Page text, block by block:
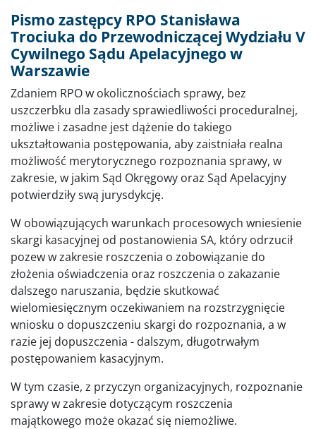
Pismo zastępcy RPO Stanisława
Trociuka do Przewodniczącej Wydziału V
Cywilnego Sądu Apelacyjnego w
Warszawie
Zdaniem RPO w okolicznościach sprawy, bez
uszczerbku dla zasady sprawiedliwości proceduralnej,
możliwe i zasadne jest dążenie do takiego
ukształtowania postępowania, aby zaistniała realna
możliwość merytorycznego rozpoznania sprawy, w
zakresie, w jakim Sąd Okręgowy oraz Sąd Apelacyjny
potwierdziły swą jurysdykcję.
W obowiązujących warunkach procesowych wniesienie
skargi kasacyjnej od postanowienia SA, który odrzucił
pozew w zakresie roszczenia o zobowiązanie do
złożenia oświadczenia oraz roszczenia o zakazanie
dalszego naruszania, będzie skutkować
wielomiesięcznym oczekiwaniem na rozstrzygnięcie
wniosku o dopuszczeniu skargi do rozpoznania, a w
razie jej dopuszczenia - dalszym, długotrwałym
postępowaniem kasacyjnym.
W tym czasie, z przyczyn organizacyjnych, rozpoznanie
sprawy w zakresie dotyczącym roszczenia
majątkowego może okazać się niemożliwe.